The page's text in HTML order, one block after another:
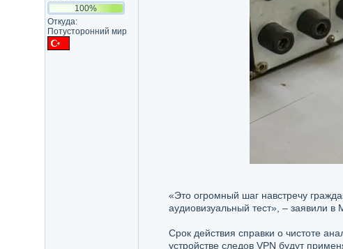
100%
Откуда:
Потусторонний мир
«Это огромный шаг навстречу
аудиовизуальный тест», – заявили в
Срок действия справки о чистоте
устройстве следов VPN будут